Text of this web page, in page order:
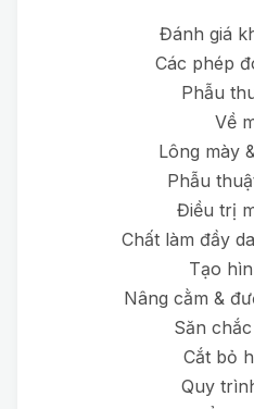
Đánh giá
Các phép
Phẫu
Về
Lông mày
Phẫu
Điều trị
Chất làm đầy
Tạo
Nâng cằm &
Săn
Cắt bỏ
Quy